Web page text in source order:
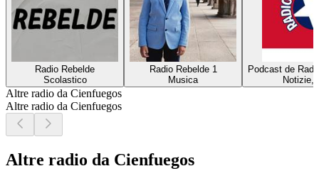
Radio Rebelde
Scolastico
Radio Rebelde 1
Musica
Podcast de
Notizie,
Altre radio da Cienfuegos
Altre radio da Cienfuegos
Altre radio da Cienfuegos